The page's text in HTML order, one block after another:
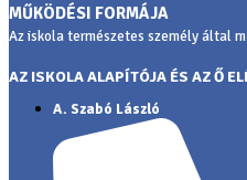
MŰKÖDÉSI FORMÁJA
Az iskola természetes személy által
AZ ISKOLA ALAPÍTÓJA ÉS AZ Ő
A. Szabó László